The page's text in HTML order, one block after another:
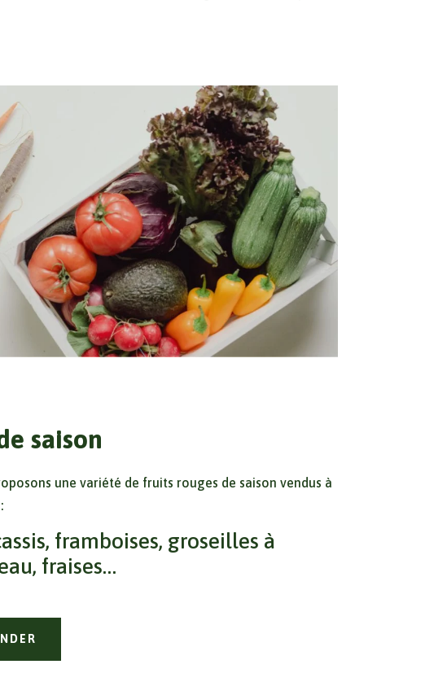
saison
une variété de fruits rouges de saison vendus à
framboises, groseilles à
fraises…